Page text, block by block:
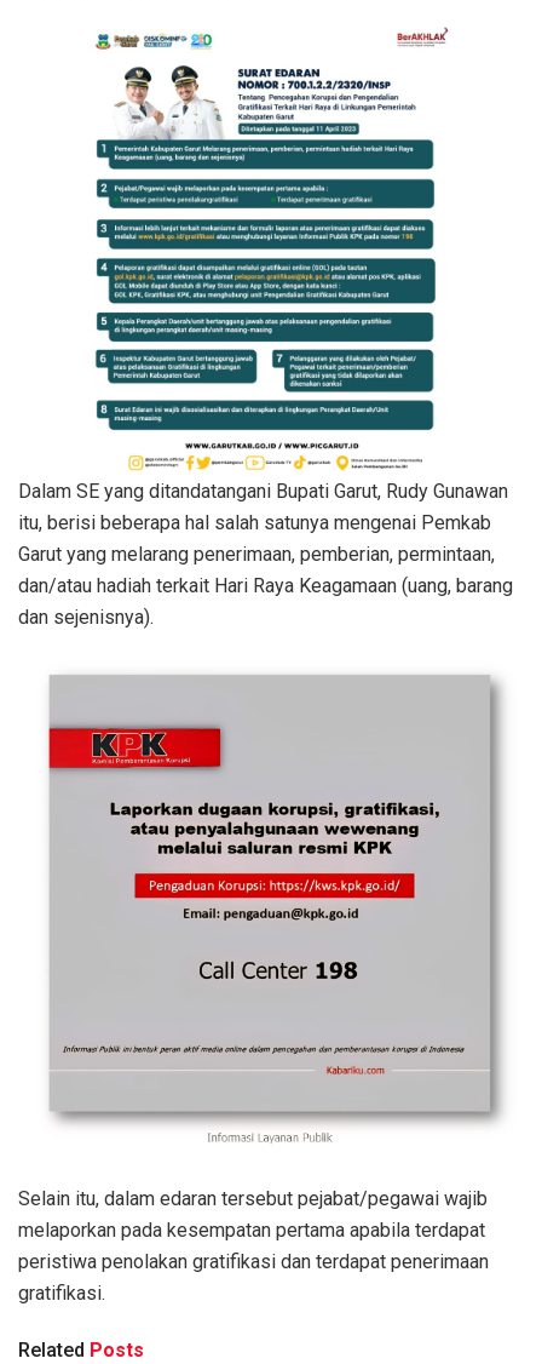
Dalam SE yang ditandatangani Bupati Garut, Rudy Gunawan
itu, berisi beberapa hal salah satunya mengenai Pemkab
Garut yang melarang penerimaan, pemberian, permintaan,
dan/atau hadiah terkait Hari Raya Keagamaan (uang, barang
dan sejenisnya).
Selain itu, dalam edaran tersebut pejabat/pegawai wajib
melaporkan pada kesempatan pertama apabila terdapat
peristiwa penolakan gratifikasi dan terdapat penerimaan
gratifikasi.
Related Posts